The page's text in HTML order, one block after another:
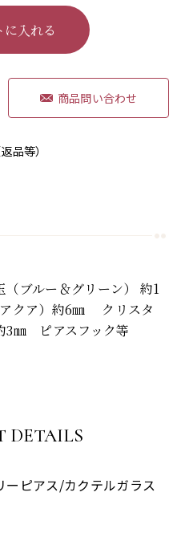
に入れる
商品問い合わせ
品等）
ブルー＆グリーン） 約1
クア）約6㎜ クリスタ
3㎜ ピアスフック等
DETAILS
ーピアス/カクテルガラス